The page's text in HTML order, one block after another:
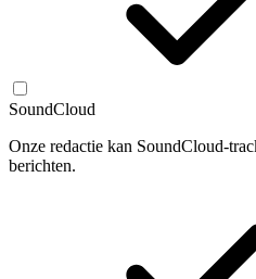
SoundCloud
Onze redactie kan SoundCloud-
berichten.